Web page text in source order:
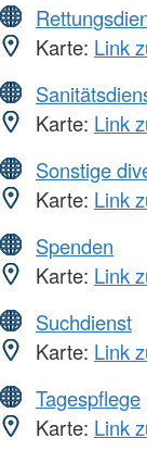
Karte: Link
Karte: Link
Sonstige
Karte: Link
Spenden
Karte: Link
Suchdienst
Karte: Link
Tagespflege
Karte: Link